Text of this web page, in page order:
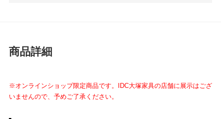
商品詳細
※オンラインショップ限定商品です。IDC大塚家具の店舗に展示はござ
いませんので、予めご了承ください。